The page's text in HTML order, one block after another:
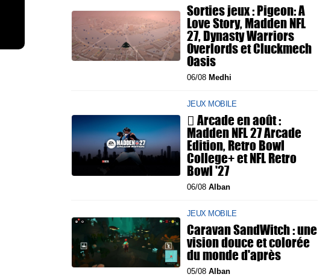
Sorties jeux : Pigeon: A
Love Story, Madden NFL
27, Dynasty Warriors
Overlords et Cluckmech
Oasis
06/08 Medhi
JEUX MOBILE
 Arcade en août :
Madden NFL 27 Arcade
Edition, Retro Bowl
College+ et NFL Retro
Bowl '27
06/08 Alban
JEUX MOBILE
Caravan SandWitch : une
vision douce et colorée
du monde d'après
05/08 Alban